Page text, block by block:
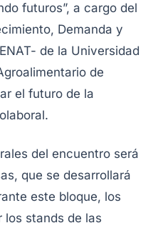
futuros”, a cargo del
Demanda y
de la Universidad
de
el futuro de la
del encuentro será
que se desarrollará
este bloque, los
los stands de las